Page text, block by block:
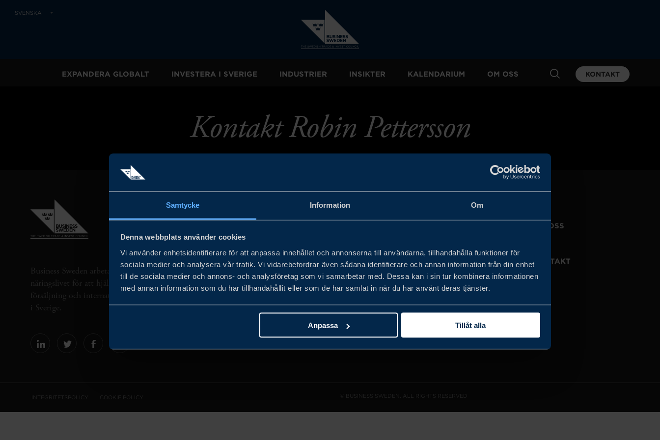
Samtycke Information Om
Denna webbplats använder cookies
Vi använder enhetsidentifierare för att anpassa innehållet och annonserna till användarna, tillhandahålla funktioner för
sociala medier och analysera vår trafik. Vi vidarebefordrar även sådana identifierare och annan information från din enhet
till de sociala medier och annons- och analysföretag som vi samarbetar med. Dessa kan i sin tur kombinera informationen
med annan information som du har tillhandahållit eller som de har samlat in när du har använt deras tjänster.
Anpassa Tillåt alla
SVENSKA
EXPANDERA GLOBALT INVESTERA I SVERIGE INDUSTRIER INSIKTER KALENDARIUM OM OSS KONTAKT
Kontakt Robin Pettersson
Business Sweden arbetar på uppdrag av regeringen och det privata
näringslivet för att hjälpa svenska företag att öka sin globala
försäljning och internationella företag att investera och expandera
i Sverige.
OM OSS
VISSELBLÅSARTJÄNST KONTAKT
INTEGRITETSPOLICY COOKIE POLICY © BUSINESS SWEDEN. ALL RIGHTS RESERVED